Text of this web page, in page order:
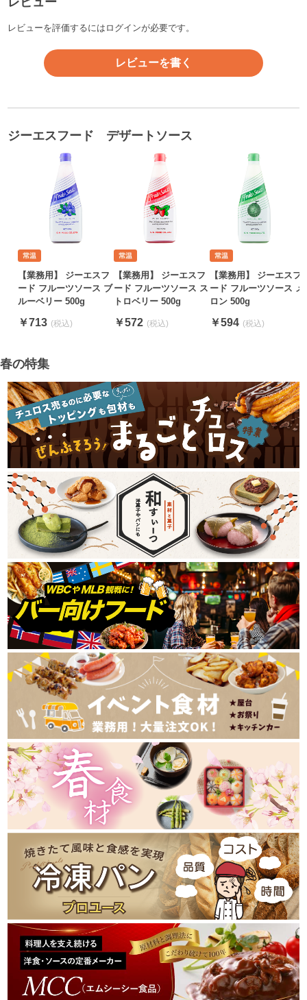
レビューを評価するには ログインが必要です。
レビューを書く
ジーエスフード デザートソース
【業務用】 ジーエスフ
ード フルーツソース ブ
ルーベリー 500g
￥713
【業務用】 ジーエスフ
ード フルーツソース ス
トロベリー 500g
￥572
【業務用】 ジーエスフ
ード フルーツソース メ
ロン 500g
￥594
春の特集